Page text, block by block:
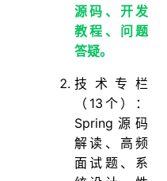
源码、开发
教程、问题
答疑。
技术专栏
（13个）：
Spring源码
解读、高频
面试题、系